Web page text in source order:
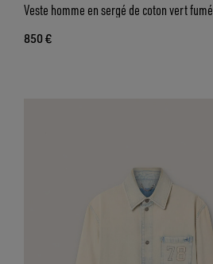
Veste homme en sergé de coton vert fumé
850 €